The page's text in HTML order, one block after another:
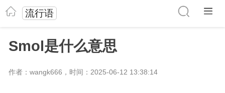
流行语
Smol是什么意思
作者：wangk666，时间：2025-06-12 13:38:14